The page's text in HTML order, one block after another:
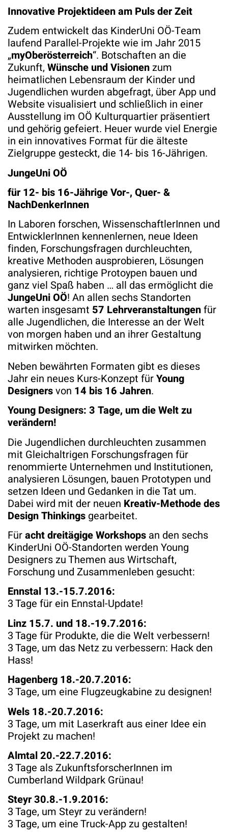
Innovative Projektideen am Puls der Zeit
Zudem entwickelt das KinderUni OÖ-Team
laufend Parallel-Projekte wie im Jahr 2015
„myOberösterreich“. Botschaften an die
Zukunft, Wünsche und Visionenzum
heimatlichen Lebensraum der Kinder und
Jugendlichen wurden abgefragt, über App und
Website visualisiert und schließlich in einer
Ausstellung im OÖ Kulturquartier präsentiert
und gehörig gefeiert. Heuer wurde viel Energie
in ein innovatives Format für die älteste
Zielgruppe gesteckt, die 14- bis 16-Jährigen.
JungeUni OÖ
für 12- bis 16-Jährige Vor-, Quer- &
NachDenkerInnen
In Laboren forschen, WissenschaftlerInnen und
EntwicklerInnen kennenlernen, neue Ideen
finden, Forschungsfragen durchleuchten,
kreative Methoden ausprobieren, Lösungen
analysieren, richtige Protoypen bauen und
ganz viel Spaß haben … all das ermöglicht die
JungeUni OÖ! An allen sechs Standorten
warten insgesamt 57 Lehrveranstaltungenfür
alle Jugendlichen, die Interesse an der Welt
von morgen haben und an ihrer Gestaltung
mitwirken möchten.
Neben bewährten Formaten gibt es dieses
Jahr ein neues Kurs-Konzept fürYoung
Designersvon 14 bis 16 Jahren.
Young Designers: 3 Tage, um die Welt zu
verändern!
Die Jugendlichen durchleuchten zusammen
mit Gleichaltrigen Forschungsfragen für
renommierte Unternehmen und Institutionen,
analysieren Lösungen, bauen Prototypen und
setzen Ideen und Gedanken in die Tat um.
Dabei wird mit der neuen Kreativ-Methode des
Design Thinkings gearbeitet.
Füracht dreitägige Workshops an den sechs
KinderUni OÖ-Standorten werden Young
Designers zu Themen aus Wirtschaft,
Forschung und Zusammenleben gesucht:
Ennstal 13.-15.7.2016:
3 Tage für ein Ennstal-Update!
Linz 15.7. und 18.-19.7.2016:
3 Tage für Produkte, die die Welt verbessern!
3 Tage, um das Netz zu verbessern: Hack den
Hass!
Hagenberg 18.-20.7.2016:
3 Tage, um eine Flugzeugkabine zu designen!
Wels 18.-20.7.2016:
3 Tage, um mit Laserkraft aus einer Idee ein
Projekt zu machen!
Almtal 20.-22.7.2016:
3 Tage als ZukunftsforscherInnen im
Cumberland Wildpark Grünau!
Steyr 30.8.-1.9.2016:
3 Tage, um Steyr zu verändern!
3 Tage, um eine Truck-App zu gestalten!